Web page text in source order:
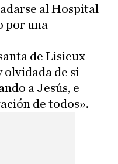
al Hospital
por una
de Lisieux
olvidada de sí
a Jesús, e
de todos».